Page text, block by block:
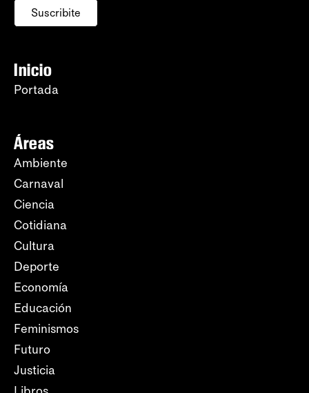
Suscribite
Inicio
Portada
Áreas
Ambiente
Carnaval
Ciencia
Cotidiana
Cultura
Deporte
Economía
Educación
Feminismos
Futuro
Justicia